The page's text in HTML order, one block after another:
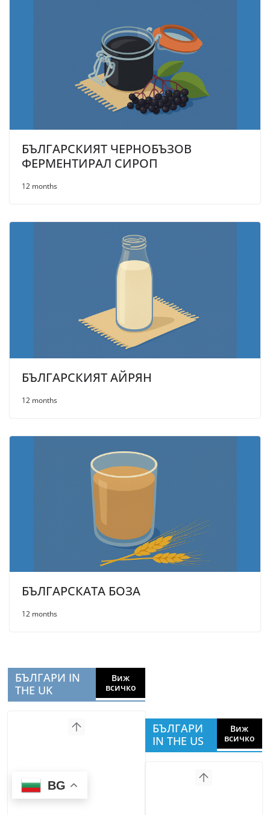
БЪЛГАРСКИЯТ ЧЕРНОБЪЗОВ
ФЕРМЕНТИРАЛ СИРОП
12 months
БЪЛГАРСКИЯТ АЙРЯН
12 months
БЪЛГАРСКАТА БОЗА
12 months
БЪЛГАРИ IN
THE UK
Виж
всичко
БЪЛГАРИ
IN THE US
Виж
всичко
BG